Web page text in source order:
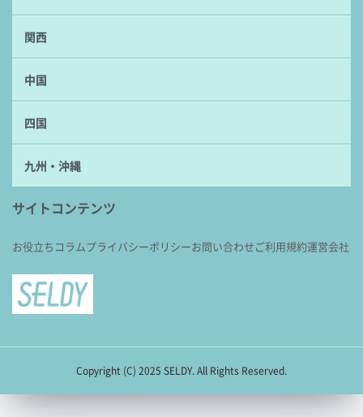
関西
中国
四国
九州・沖縄
サイトコンテンツ
お役立ちコラムプライバシーポリシーお問い合わせご利用規約運営会社
Copyright (C) 2025 SELDY. All Rights Reserved.